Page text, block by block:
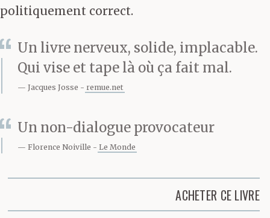
politiquement correct.
Un livre nerveux, solide, implacable.
Qui vise et tape là où ça fait mal.
Jacques Josse remue.net
Un non-dialogue provocateur
Florence Noiville Le Monde
ACHETER CE LIVRE